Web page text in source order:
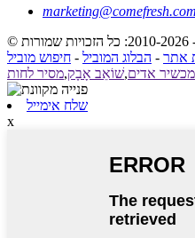
marketing@comefresh.com
אתר - הבלוג המוביל - חיפוש מוביל
מכשיר אדים,שׁוֹאֵב אָבָק,מסיר לחות
שלח אימייל
x